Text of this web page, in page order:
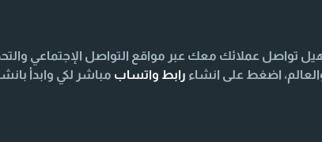
تواصل عملائك معك عبر مواقع التواصل الإجتماعي
اضغط على انشاء رابط واتساب مباشر لكي وابدأ